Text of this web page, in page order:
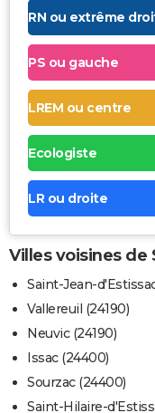
RN ou extrême
PS ou gauche
LREM ou centre
Ecologiste
LR ou droite
Villes voisines de
Saint-Jean-
Vallereuil (24190)
Neuvic (24190)
Issac (24400)
Sourzac (24400)
Saint-Hilaire-